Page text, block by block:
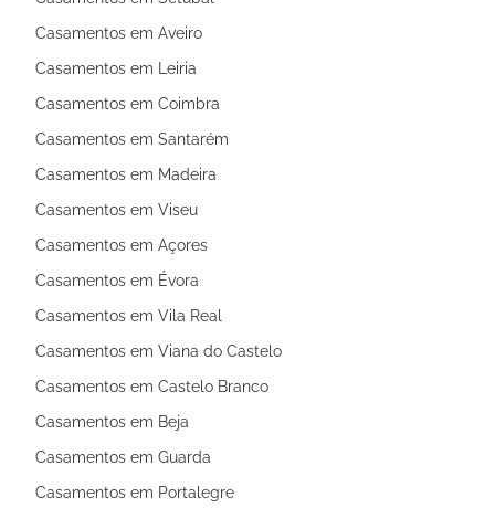
Casamentos em Aveiro
Casamentos em Leiria
Casamentos em Coimbra
Casamentos em Santarém
Casamentos em Madeira
Casamentos em Viseu
Casamentos em Açores
Casamentos em Évora
Casamentos em Vila Real
Casamentos em Viana do Castelo
Casamentos em Castelo Branco
Casamentos em Beja
Casamentos em Guarda
Casamentos em Portalegre